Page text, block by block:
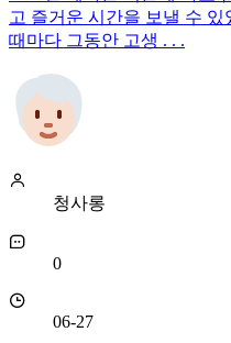
고 즐거운 시간을 보낼 수
때마다 그동안 고생 . . .
청사롱
0
06-27